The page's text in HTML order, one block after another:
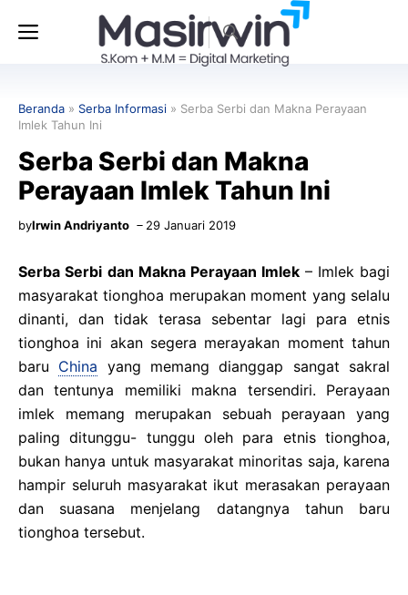
Menu
Beranda » Serba Informasi » Serba Serbi dan Makna Perayaan
Imlek Tahun Ini
Serba Serbi dan Makna
Perayaan Imlek Tahun Ini
byIrwin Andriyanto 29 Januari 2019
Serba Serbi dan Makna Perayaan Imlek – Imlek bagi
masyarakat tionghoa merupakan moment yang selalu
dinanti, dan tidak terasa sebentar lagi para etnis
tionghoa ini akan segera merayakan moment tahun
baru China yang memang dianggap sangat sakral
dan tentunya memiliki makna tersendiri. Perayaan
imlek memang merupakan sebuah perayaan yang
paling ditunggu- tunggu oleh para etnis tionghoa,
bukan hanya untuk masyarakat minoritas saja, karena
hampir seluruh masyarakat ikut merasakan perayaan
dan suasana menjelang datangnya tahun baru
tionghoa tersebut.